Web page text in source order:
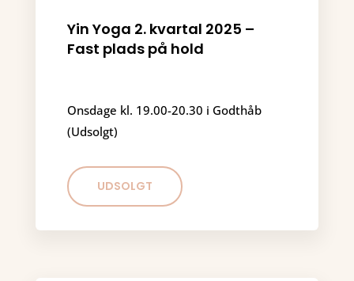
Yin Yoga 2. kvartal 2025 –
Fast plads på hold
Onsdage kl. 19.00-20.30 i Godthåb
(Udsolgt)
UDSOLGT